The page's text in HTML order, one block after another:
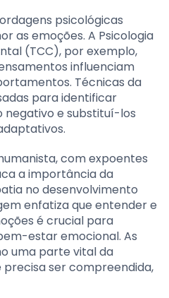
psicológicas
as emoções. A Psicologia
(TCC), por exemplo,
influenciam
Técnicas da
para identificar
negativo e substituí-los
com expoentes
a importância da
no desenvolvimento
enfatiza que entender e
é crucial para
estar emocional. As
uma parte vital da
ser compreendida,